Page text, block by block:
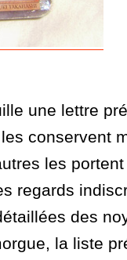
une lettre
conservent
les
regards
des
la liste